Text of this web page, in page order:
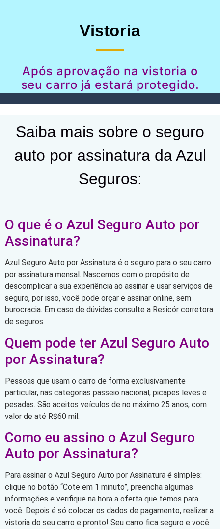
Vistoria
Após aprovação na vistoria o
seu carro já estará protegido.
Saiba mais sobre o seguro
auto por assinatura da Azul
Seguros:
O que é o Azul Seguro Auto por
Assinatura?
Azul Seguro Auto por Assinatura é o seguro para o seu carro
por assinatura mensal. Nascemos com o propósito de
descomplicar a sua experiência ao assinar e usar serviços de
seguro, por isso, você pode orçar e assinar online, sem
burocracia. Em caso de dúvidas consulte a Resicór corretora
de seguros.
Quem pode ter Azul Seguro Auto
por Assinatura?
Pessoas que usam o carro de forma exclusivamente
particular, nas categorias passeio nacional, picapes leves e
pesadas. São aceitos veículos de no máximo 25 anos, com
valor de até R$60 mil.
Como eu assino o Azul Seguro
Auto por Assinatura?
Para assinar o Azul Seguro Auto por Assinatura é simples:
clique no botão “Cote em 1 minuto”, preencha algumas
informações e verifique na hora a oferta que temos para
você. Depois é só colocar os dados de pagamento, realizar a
vistoria do seu carro e pronto! Seu carro fica seguro e você